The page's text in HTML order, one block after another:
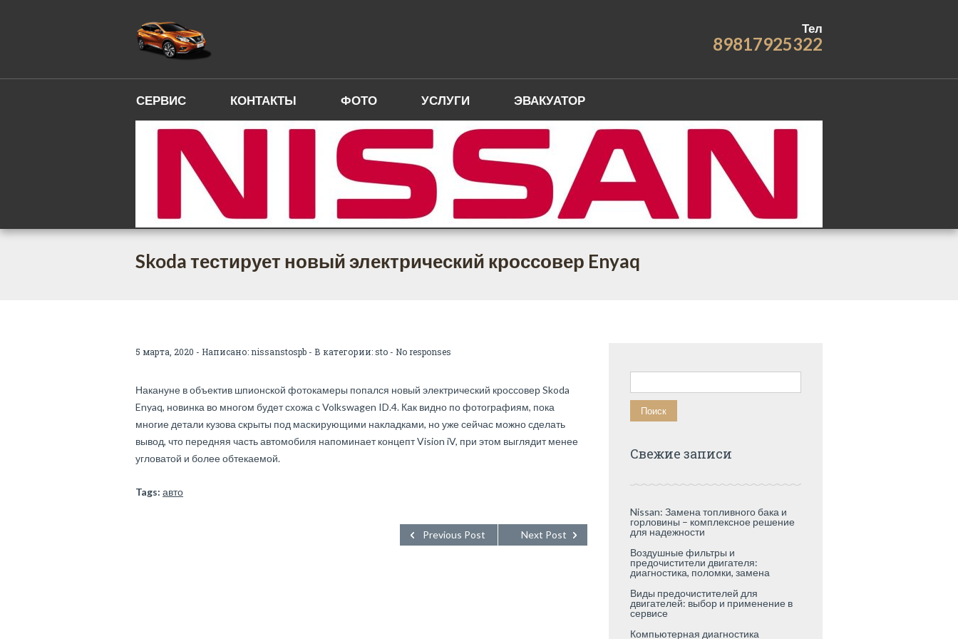
Тел
89817925322
СЕРВИС КОНТАКТЫ ФОТО УСЛУГИ ЭВАКУАТОР
Skoda тестирует новый электрический кроссовер Enyaq
5 марта, 2020 - Написано: nissanstospb - В категории:sto - No responses
Накануне в объектив шпионской фотокамеры попался новый электрический кроссовер Skoda
Enyaq, новинка во многом будет схожа с Volkswagen ID.4. Как видно по фотографиям, пока
многие детали кузова скрыты под маскирующими накладками, но уже сейчас можно сделать
вывод, что передняя часть автомобиля напоминает концепт Vision iV, при этом выглядит менее
угловатой и более обтекаемой.
Tags: авто
Next Post
Previous Post
Найти:
Свежие записи
Nissan: Замена топливного бака и
горловины – комплексное решение
для надежности
Воздушные фильтры и
предочистители двигателя:
диагностика, поломки, замена
Виды предочистителей для
двигателей: выбор и применение в
сервисе
Компьютерная диагностика